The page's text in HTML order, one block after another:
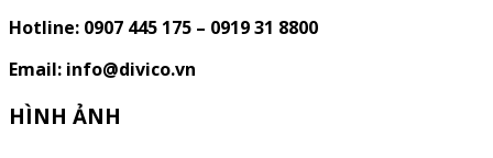
Hotline: 0907 445 175 – 0919 31 8800
Email: info@divico.vn
HÌNH ẢNH